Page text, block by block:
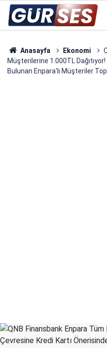
Anasayfa Ekonomi
Müşterilerine 1.000TL
Bulunan Enpara'lı Müşteriler